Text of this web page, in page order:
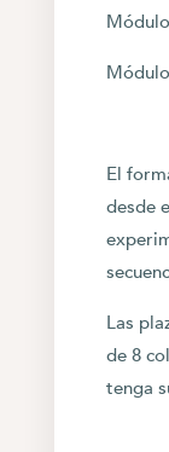
El
desde
Las
de 8
tenga